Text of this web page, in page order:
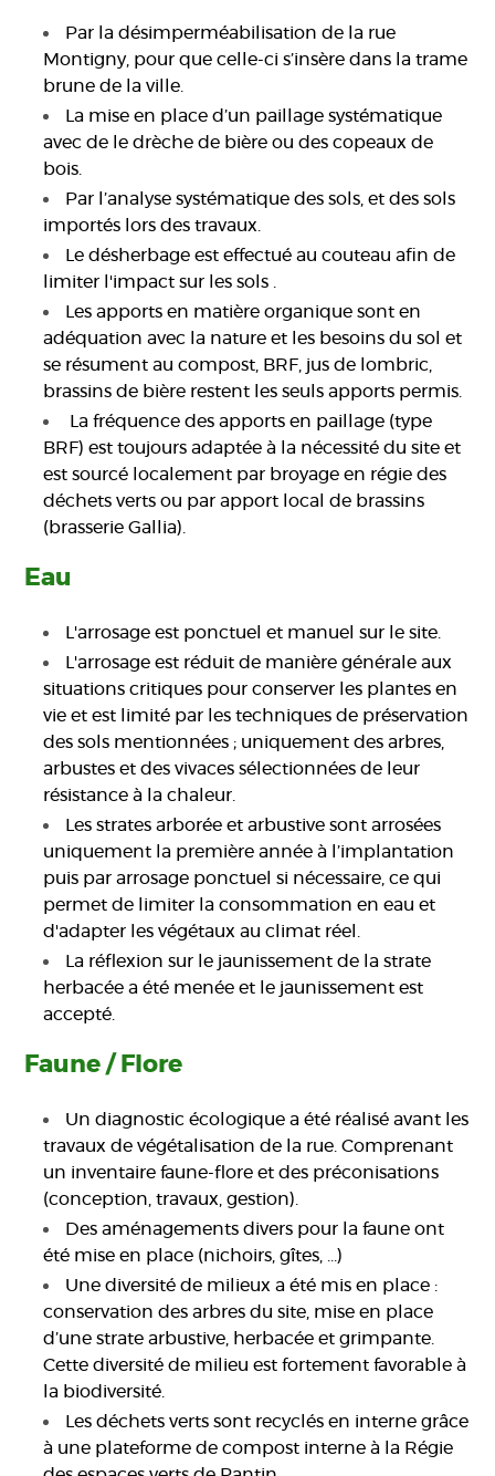
Par la désimperméabilisation de la rue
Montigny, pour que celle-ci s’insère dans la trame
brune de la ville.
La mise en place d’un paillage systématique
avec de le drèche de bière ou des copeaux de
bois.
Par l’analyse systématique des sols, et des sols
importés lors des travaux.
Le désherbage est effectué au couteau afin de
limiter l'impact sur les sols .
Les apports en matière organique sont en
adéquation avec la nature et les besoins du sol et
se résument au compost, BRF, jus de lombric,
brassins de bière restent les seuls apports permis.
La fréquence des apports en paillage (type
BRF) est toujours adaptée à la nécessité du site et
est sourcé localement par broyage en régie des
déchets verts ou par apport local de brassins
(brasserie Gallia).
Eau
L'arrosage est ponctuel et manuel sur le site.
L'arrosage est réduit de manière générale aux
situations critiques pour conserver les plantes en
vie et est limité par les techniques de préservation
des sols mentionnées ; uniquement des arbres,
arbustes et des vivaces sélectionnées de leur
résistance à la chaleur.
Les strates arborée et arbustive sont arrosées
uniquement la première année à l’implantation
puis par arrosage ponctuel si nécessaire, ce qui
permet de limiter la consommation en eau et
d'adapter les végétaux au climat réel.
La réflexion sur le jaunissement de la strate
herbacée a été menée et le jaunissement est
accepté.
Faune / Flore
Un diagnostic écologique a été réalisé avant les
travaux de végétalisation de la rue. Comprenant
un inventaire faune-flore et des préconisations
(conception, travaux, gestion).
Des aménagements divers pour la faune ont
été mise en place (nichoirs, gîtes, …)
Une diversité de milieux a été mis en place :
conservation des arbres du site, mise en place
d’une strate arbustive, herbacée et grimpante.
Cette diversité de milieu est fortement favorable à
la biodiversité.
Les déchets verts sont recyclés en interne grâce
à une plateforme de compost interne à la Régie